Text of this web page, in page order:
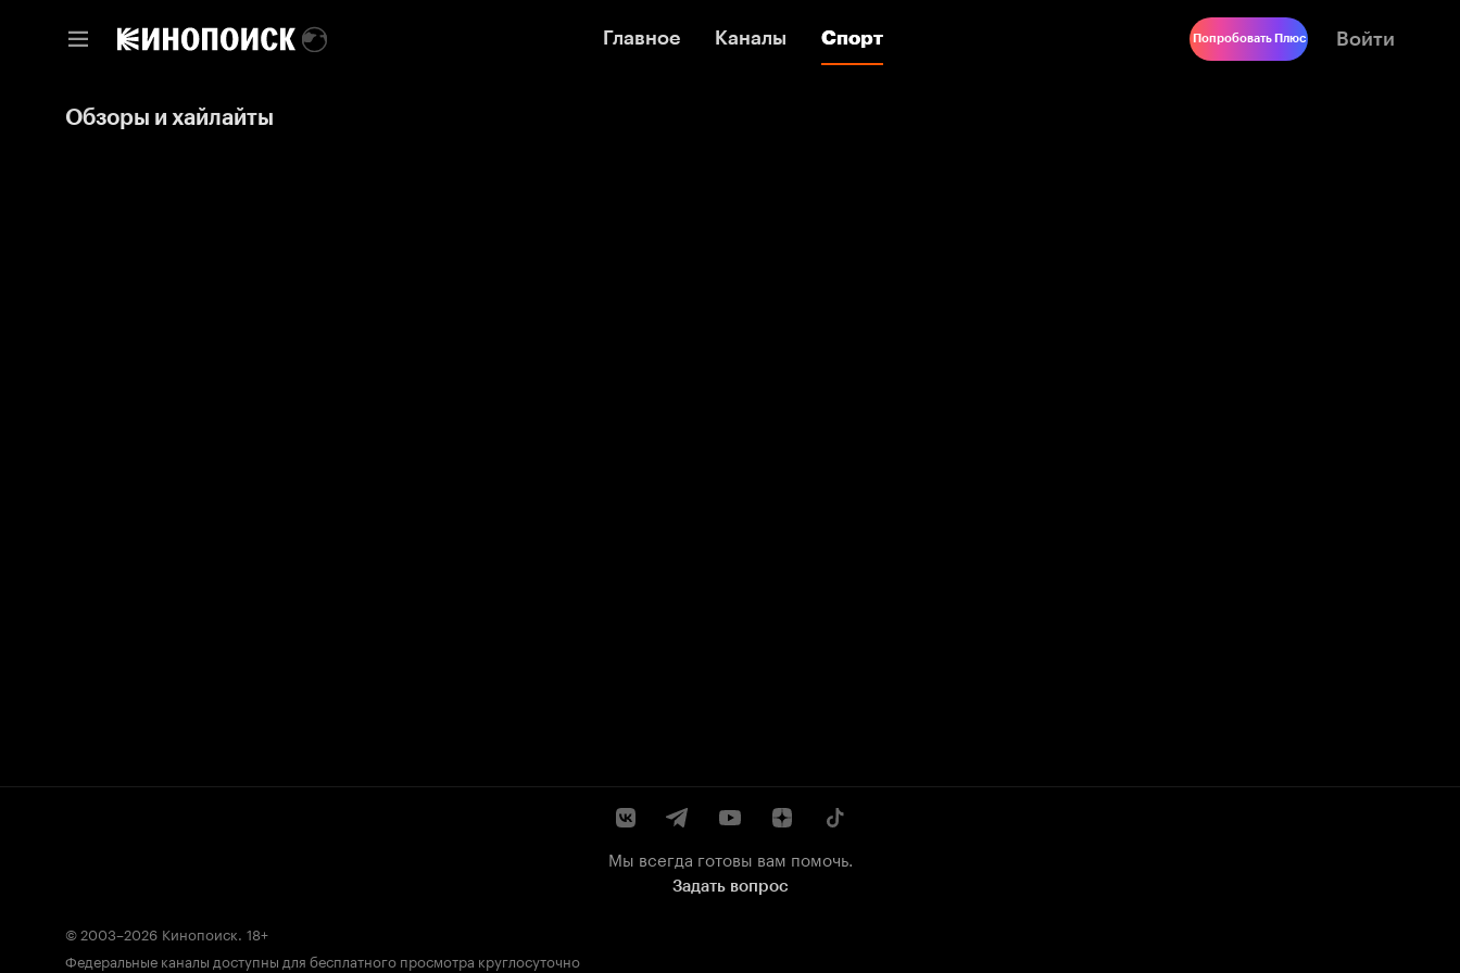
Главное Каналы Спорт
Главное Каналы Спорт Попробовать Плюс Войти
Обзоры и хайлайты
Мы всегда готовы вам помочь.
Задать вопрос
© 2003–2026 Кинопоиск. 18+
Федеральные каналы доступны для бесплатного просмотра круглосуточно